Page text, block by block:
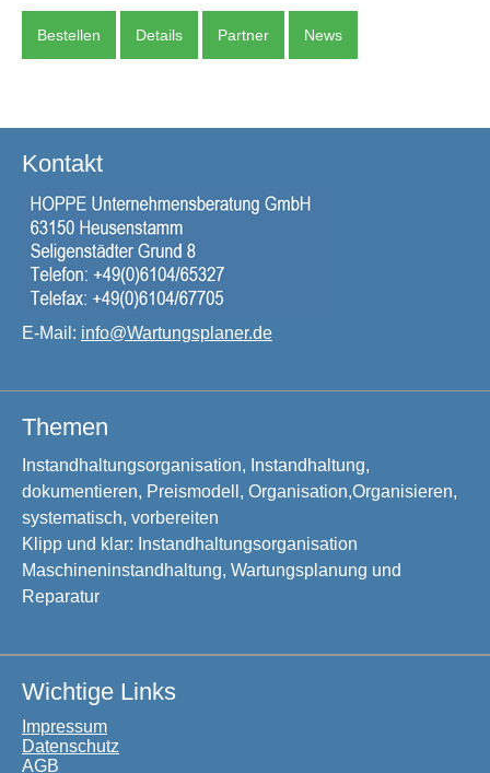
Bestellen Details Partner News
Kontakt
E-Mail: info@Wartungsplaner.de
Themen
Instandhaltungsorganisation, Instandhaltung,
dokumentieren, Preismodell, Organisation,Organisieren,
systematisch, vorbereiten
Klipp und klar: Instandhaltungsorganisation
Maschineninstandhaltung, Wartungsplanung und
Reparatur
Wichtige Links
Impressum
Datenschutz
AGB